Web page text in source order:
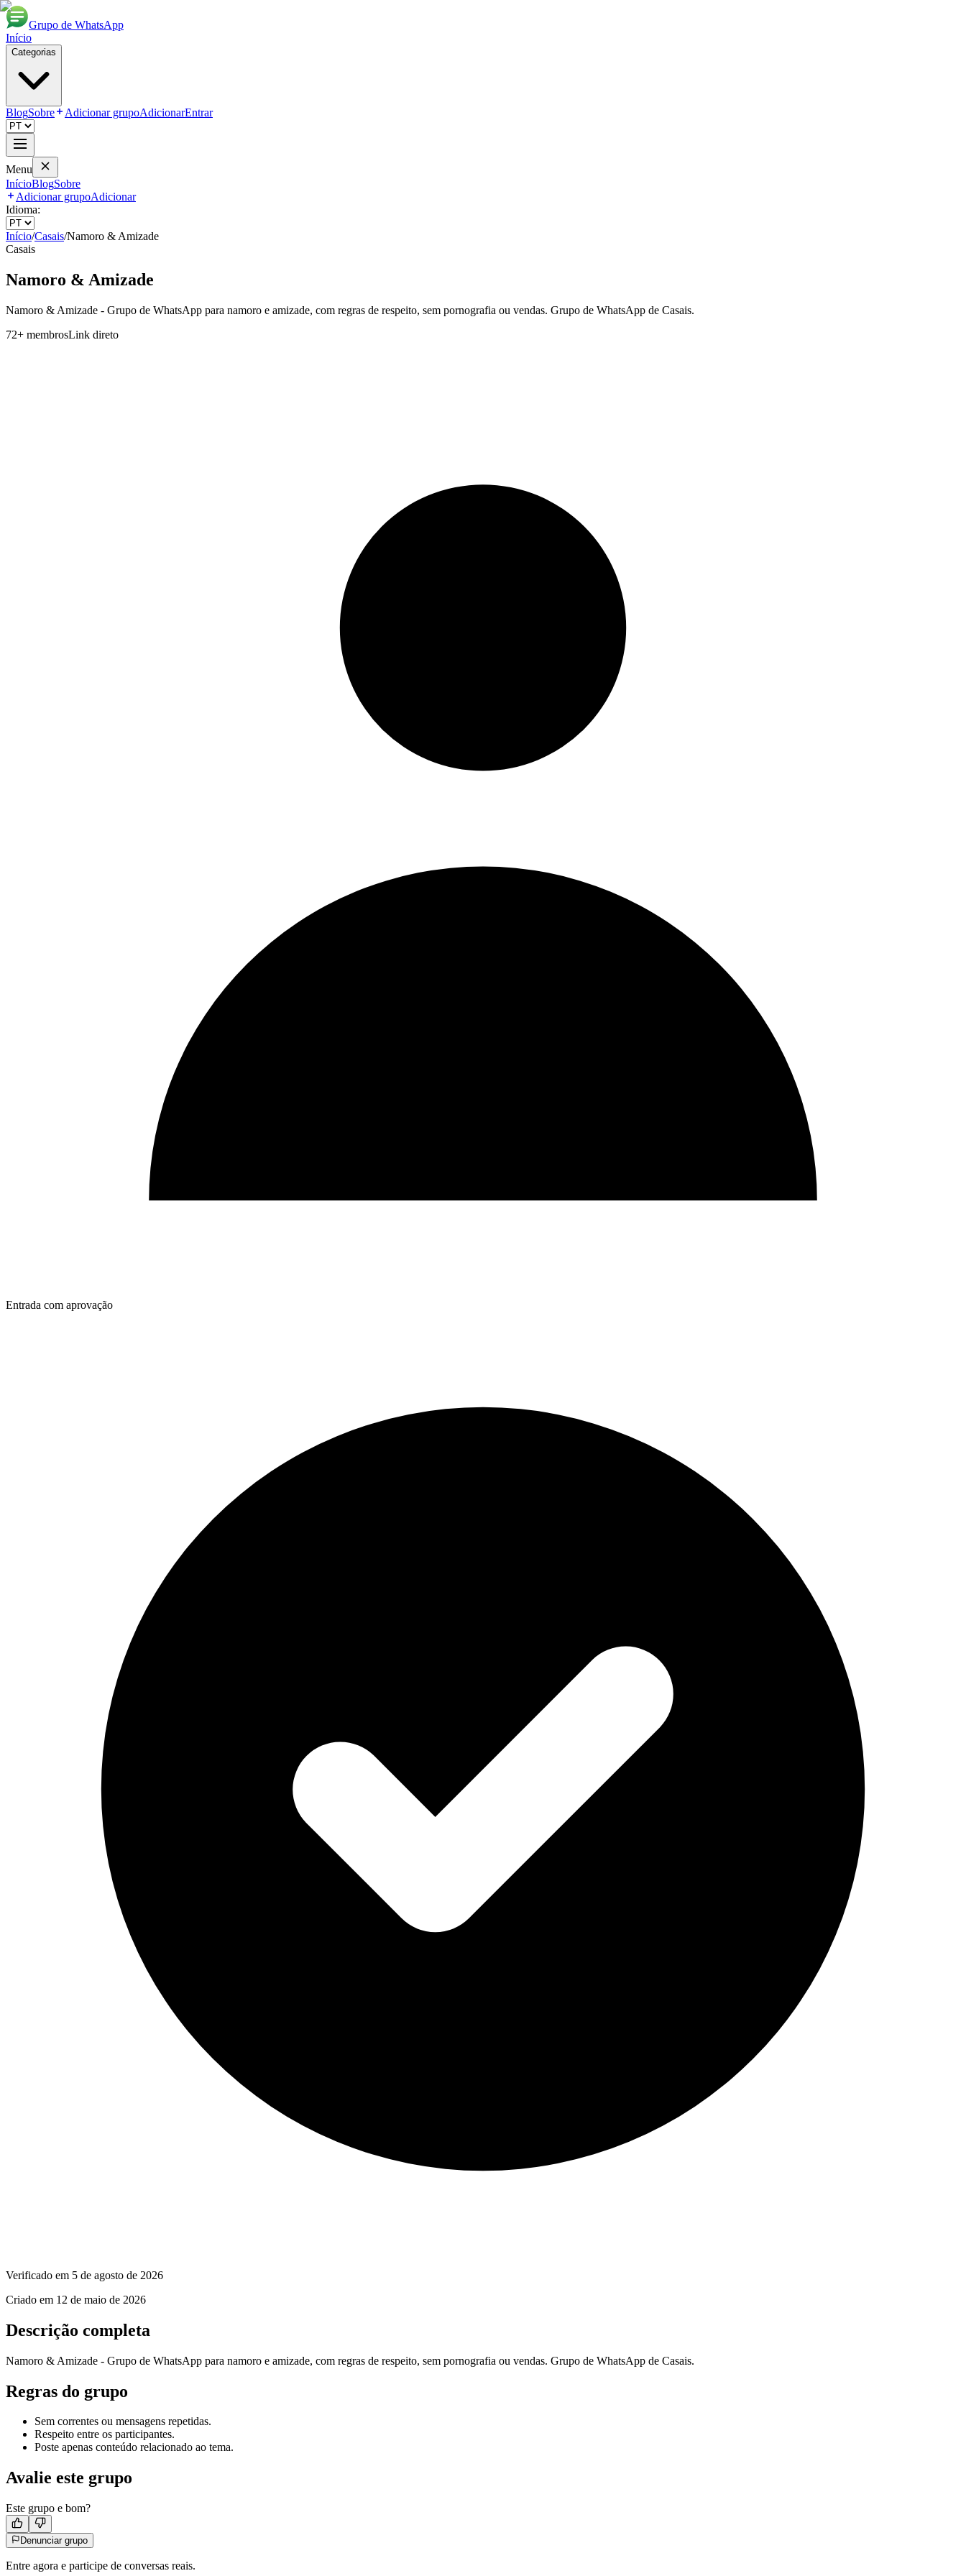
Grupo de WhatsApp
Início
Categorias
BlogSobre Adicionar grupoAdicionarEntrar
Menu
InícioBlogSobre
Adicionar grupoAdicionar
Idioma:
Início/Casais/Namoro & Amizade
Casais
Namoro & Amizade
Namoro & Amizade - Grupo de WhatsApp para namoro e amizade, com regras de respeito, sem pornografia ou vendas. Grupo de WhatsApp de Casais.
72+ membrosLink direto
Entrada com aprovação
Verificado em 5 de agosto de 2026
Criado em 12 de maio de 2026
Descrição completa
Namoro & Amizade - Grupo de WhatsApp para namoro e amizade, com regras de respeito, sem pornografia ou vendas. Grupo de WhatsApp de Casais.
Regras do grupo
Sem correntes ou mensagens repetidas.
Respeito entre os participantes.
Poste apenas conteúdo relacionado ao tema.
Avalie este grupo
Este grupo e bom?
Denunciar grupo
Entre agora e participe de conversas reais.